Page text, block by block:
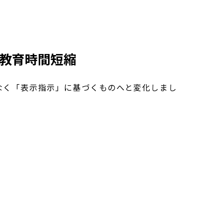
育時間短縮
「表示指示」に基づくものへと変化しまし